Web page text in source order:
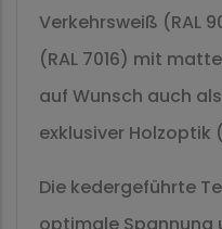
Verkehrsweiß (RAL
(RAL 7016) mit
auf Wunsch auch
exklusiver Holzoptik
Die kedergeführte